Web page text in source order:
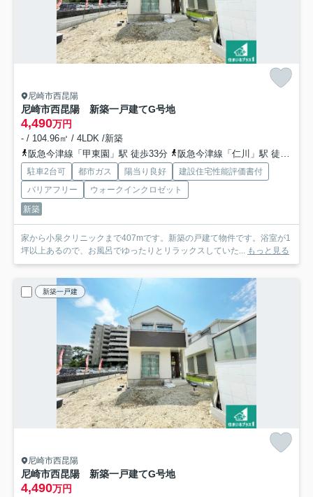
尼崎市西昆陽
尼崎市西昆陽 新築一戸建てG号地
4,490万円
- / 104.96㎡ / 4LDK /新築
阪急今津線「甲東園」駅 徒歩33分
阪急今津線「仁川」駅 徒歩35分
駐車2台可 都市ガス 陽当り良好
建設住宅性能評価書付
バリアフリー
ウォークインクロゼット
新築
家から小泉クリニックまで407mです。新築の戸建て物件です。浴室が1
坪以上あるので、お風呂でゆったりとリラックスしていた... もっと見る
新築一戸建
尼崎市西昆陽
尼崎市西昆陽 新築一戸建てG号地
4,490万円